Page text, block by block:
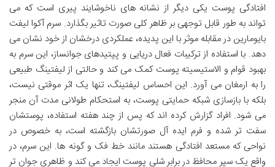
افتادگی پوست یکی دیگر از نشانه های ناخوشایند پیری است که می
تواند به طور قابل توجهی بر ظاهر کلی صورت تاثیر بگذارد. سرم آکوا لیفت
بایومارین در مقابله موثر با این پدیده، عملکردی درخشان از خود نشان می
دهد. با استفاده از ترکیبات فعال دریایی و پپتیدهای جوانساز، این سرم به
بهبود قوام و الاستیسیته پوست کمک می کند و حالتی از لیفتینگ طبیعی
را به ارمغان می آورد. این احساس لیفتینگ، تنها یک اثر موقتی نیست،
بلکه با بازسازی شبکه حمایتی پوست، به استحکام طولانی مدت آن منجر
می شود. افراد گزارش کرده اند که پس از چند هفته استفاده، پوستشان
سفت تر شده و فرم ایده آل صورتشان بازگشته است، به خصوص در
نواحی که مستعد افتادگی هستند مانند خط فک و گونه ها. این سرم، در
واقع یک سپر محافظ در برابر شلی پوست ایجاد می کند و ظاهری جوان تر